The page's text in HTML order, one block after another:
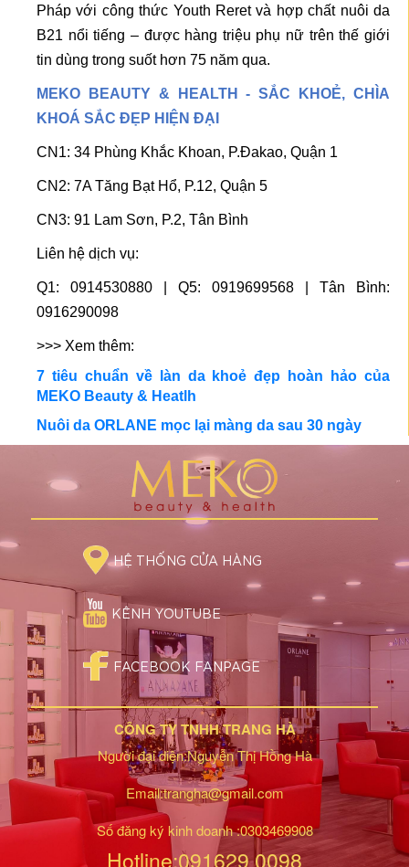
Pháp với công thức Youth Reret và hợp chất nuôi da
B21 nổi tiếng – được hàng triệu phụ nữ trên thế giới
tin dùng trong suốt hơn 75 năm qua.
MEKO BEAUTY & HEALTH - SẮC KHOẺ, CHÌA
KHOÁ SẮC ĐẸP HIỆN ĐẠI
CN1: 34 Phùng Khắc Khoan, P.Đakao, Quận 1
CN2: 7A Tăng Bạt Hổ, P.12, Quận 5
CN3: 91 Lam Sơn, P.2, Tân Bình
Liên hệ dịch vụ:
Q1: 0914530880 | Q5: 0919699568 | Tân Bình:
0916290098
>>> Xem thêm:
7 tiêu chuẩn về làn da khoẻ đẹp hoàn hảo của
MEKO Beauty & Heatlh
Nuôi da ORLANE mọc lại màng da sau 30 ngày
HỆ THỐNG CỬA HÀNG
KÊNH YOUTUBE
FACEBOOK FANPAGE
CÔNG TY TNHH TRANG HÀ
Người đại diện:Nguyễn Thị Hồng Hà
Email:trangha@gmail.com
Số đăng ký kinh doanh :0303469908
Hotline:091629 0098